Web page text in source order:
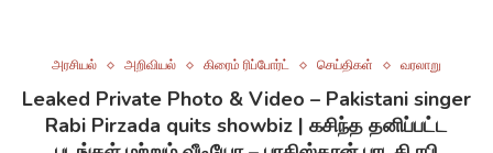
அரசியல் அறிவியல் கிரைம் ரிப்போர்ட் செய்திகள் வரலாறு
Leaked Private Photo & Video – Pakistani singer
Rabi Pirzada quits showbiz | கசிந்த தனிப்பட்ட